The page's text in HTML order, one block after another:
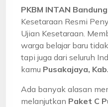
PKBM INTAN Bandung
Kesetaraan Resmi
Ujian Kesetaraan.
warga belajar baru
tapi juga dari seluruh
kamu Pusakajaya,
Ada banyak alasan
melanjutkan Paket C